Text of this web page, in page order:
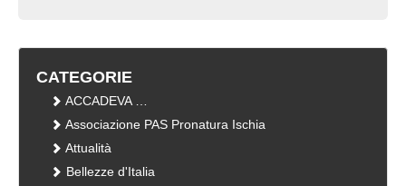
CATEGORIE
ACCADEVA …
Associazione PAS Pronatura Ischia
Attualità
Bellezze d'Italia